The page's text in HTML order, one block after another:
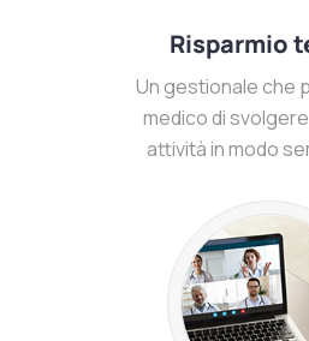
Risparmio
Un gestionale che
medico di
attività in modo